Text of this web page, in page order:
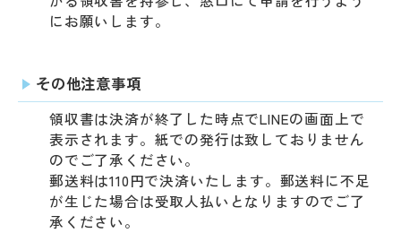
にお願いします。
その他注意事項
領収書は決済が終了した時点でLINEの画面上で
表示されます。紙での発行は致しておりません
のでご了承ください。
郵送料は110円で決済いたします。郵送料に不足
が生じた場合は受取人払いとなりますのでご了
承ください。